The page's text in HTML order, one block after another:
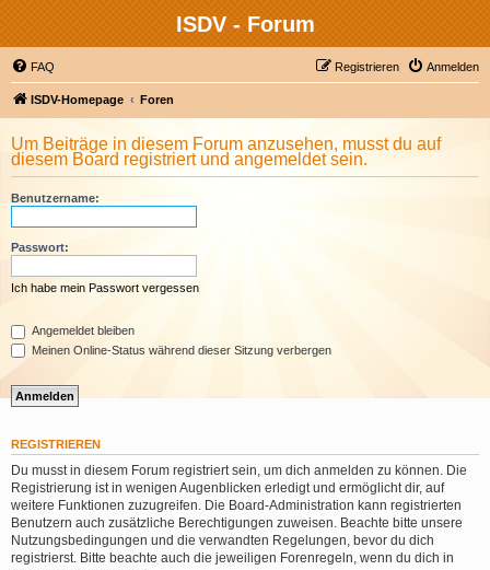
ISDV - Forum
FAQ Anmelden
Registrieren
ISDV-Homepage Foren
Um Beiträge in diesem Forum anzusehen, musst du auf
diesem Board registriert und angemeldet sein.
Benutzername:
Passwort:
Ich habe mein Passwort vergessen
Angemeldet bleiben
Meinen Online-Status während dieser Sitzung verbergen
REGISTRIEREN
Du musst in diesem Forum registriert sein, um dich anmelden zu können. Die
Registrierung ist in wenigen Augenblicken erledigt und ermöglicht dir, auf
weitere Funktionen zuzugreifen. Die Board-Administration kann registrierten
Benutzern auch zusätzliche Berechtigungen zuweisen. Beachte bitte unsere
Nutzungsbedingungen und die verwandten Regelungen, bevor du dich
registrierst. Bitte beachte auch die jeweiligen Forenregeln, wenn du dich in